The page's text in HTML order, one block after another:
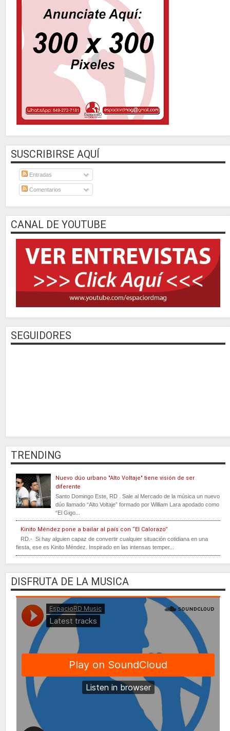
SUSCRIBIRSE AQUÍ
Entradas
Comentarios
CANAL DE YOUTUBE
SEGUIDORES
TRENDING
Nuevo dúo urbano "Alto Voltaje" tiene visión de ser
diferente
Santo Domingo Este, RD . Sale al Mercado de la música un nuevo
dúo llamado “Alto Voltaje” formado por William Lara apodado como
“El Gigo...
Kinito Méndez pone a bailar al país con “El Calorazo”
RD.- Si hay alguien capaz de convertir cualquier situación cotidiana en una
fiesta, ese es Kinito Méndez. Inspirado en las intensas temper...
DISFRUTA DE LA MUSICA